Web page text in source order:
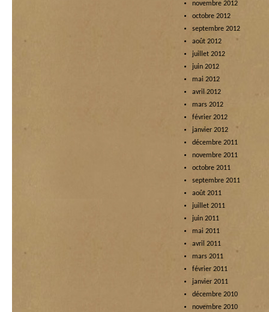
novembre 2012
octobre 2012
septembre 2012
août 2012
juillet 2012
juin 2012
mai 2012
avril 2012
mars 2012
février 2012
janvier 2012
décembre 2011
novembre 2011
octobre 2011
septembre 2011
août 2011
juillet 2011
juin 2011
mai 2011
avril 2011
mars 2011
février 2011
janvier 2011
décembre 2010
novembre 2010